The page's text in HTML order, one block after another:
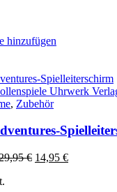
hinzufügen
Uhrwerk
, Zubehör
€ Ursprünglicher
14,95 €Aktueller